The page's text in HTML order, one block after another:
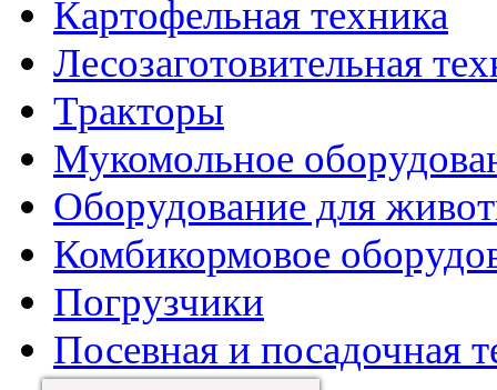
Картофельная техника
Лесозаготовительная
Тракторы
Мукомольное
Оборудование для
Комбикормовое
Погрузчики
Посевная и посадочная